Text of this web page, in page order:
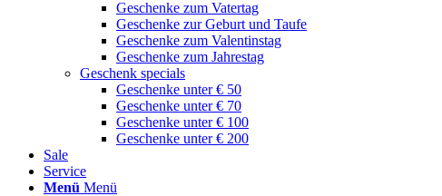
Geschenke zum Vatertag
Geschenke zur Geburt und Taufe
Geschenke zum Valentinstag
Geschenke zum Jahrestag
Geschenk specials
Geschenke unter € 50
Geschenke unter € 70
Geschenke unter € 100
Geschenke unter € 200
Sale
Service
Menü Menü